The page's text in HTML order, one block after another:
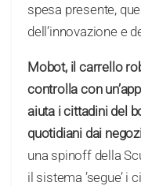
spesa presente,
dell’innovazione e
Mobot, il carrello
controlla con
aiuta i cittadini del
quotidiani dai
una spinoff della
il sistema ’segue’ i